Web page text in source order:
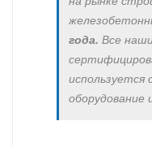
года. Все
используется
оборудование